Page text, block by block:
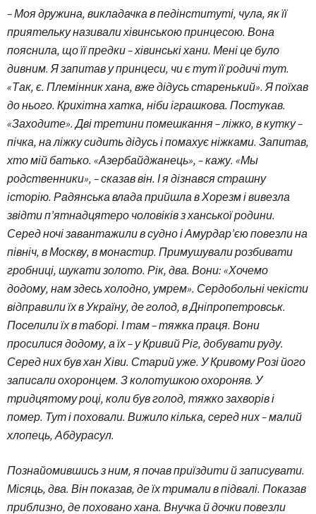
– Моя дружина, викладачка в педінституті, чула, як її
приятельку називали хівинською принцесою. Вона
пояснила, що її предки – хівинські хани. Мені це було
дивним. Я запитав у принцеси, чи є тут її родичі тут.
«Так, є. Племінник хана, вже дідусь старенький». Я поїхав
до нього. Крихітна хатка, ніби іграшкова. Постукав.
«Заходите». Дві третини помешкання – ліжко, в кутку –
пічка, на ліжку сидить дідусь і помахує ніжками. Запитав,
хто мій батько. «Азербайджанець», – кажу. «Мы
родственники», – сказав він. І я дізнався страшну
історію. Радянська влада прийшла в Хорезм і вивезла
звідти п’ятнадцятеро чоловіків з ханської родини.
Серед ночі завантажили в судно і Амурдар’єю повезли на
північ, в Москву, в монастир. Примушували розбивати
гробниці, шукати золото. Рік, два. Вони: «Хочемо
додому, нам здесь холодно, умрем». Сердобольні чекісти
відправили їх в Україну, де голод, в Дніпропетровськ.
Поселили їх в таборі. І там – тяжка праця. Вони
просилися додому, а їх – у Кривий Ріг, добувати руду.
Серед них був хан Хіви. Старий уже. У Кривому Розі його
записали охоронцем. З колотушкою охороняв. У
тридцятому році, коли був голод, тяжко захворів і
помер. Тут і поховали. Вижило кілька, серед них – малий
хлопець, Абдурасул.
Познайомившись з ним, я почав приїздити й записувати.
Місяць, два. Він показав, де їх тримали в підвалі. Показав
приблизно, де поховано хана. Внучка й дочки повезли